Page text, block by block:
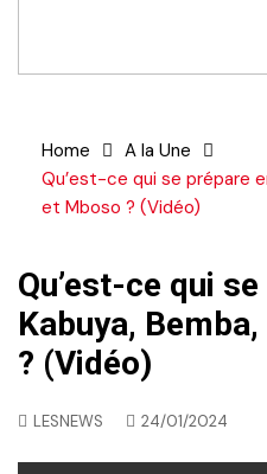
Home
A la Une
Qu’est-ce qui se prépare
et Mboso ? (Vidéo)
Qu’est-ce qui
Kabuya,
? (Vidéo)
LESNEWS 24/01/2024